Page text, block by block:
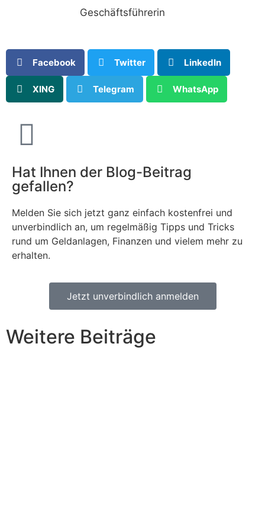
Geschäftsführerin
Facebook Twitter LinkedIn
XING Telegram WhatsApp
Hat Ihnen der Blog-Beitrag
gefallen?
Melden Sie sich jetzt ganz einfach kostenfrei und
unverbindlich an, um regelmäßig Tipps und Tricks
rund um Geldanlagen, Finanzen und vielem mehr zu
erhalten.
Jetzt unverbindlich anmelden
Weitere Beiträge